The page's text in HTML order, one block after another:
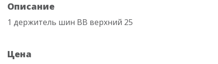
Описание
1 держитель шин BB верхний 25
Цена